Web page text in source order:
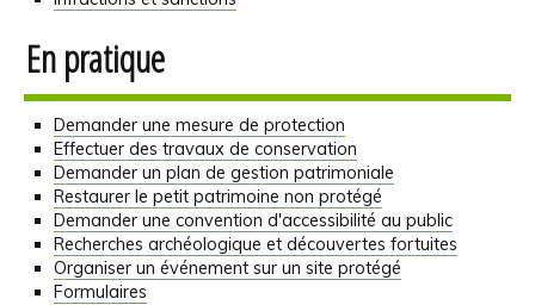
En pratique
Demander une mesure de protection
Effectuer des travaux de conservation
Demander un plan de gestion patrimoniale
Restaurer le petit patrimoine non protégé
Demander une convention d'accessibilité au public
Recherches archéologique et découvertes fortuites
Organiser un événement sur un site protégé
Formulaires